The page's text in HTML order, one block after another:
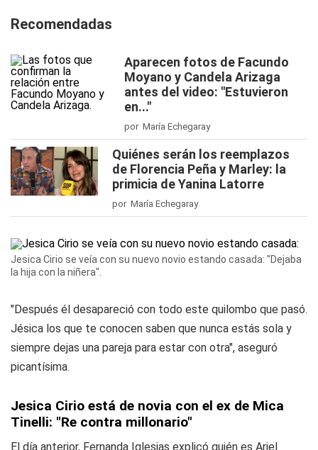
Recomendadas
Aparecen fotos de Facundo
Moyano y Candela Arizaga
antes del video: "Estuvieron
en..."
por María Echegaray
Quiénes serán los reemplazos
de Florencia Peña y Marley: la
primicia de Yanina Latorre
por María Echegaray
Jesica Cirio se veía con su nuevo novio estando casada: "Dejaba
la hija con la niñera".
"Después él desapareció con todo este quilombo que pasó.
Jésica los que te conocen saben que nunca estás sola y
siempre dejas una pareja para estar con otra", aseguró
picantísima.
Jesica Cirio está de novia con el ex de Mica
Tinelli: "Re contra millonario"
El día anterior, Fernanda Iglesias explicó quién es Ariel